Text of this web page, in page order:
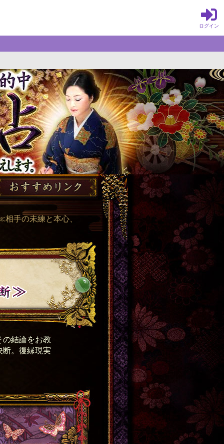
ログイン
。緻密に読み取った運命を、言葉
手の未練と本心、
の結論をお教
断。復縁現実